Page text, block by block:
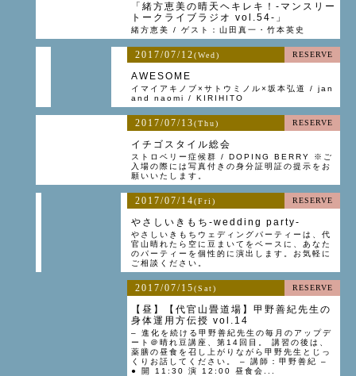
「緒方恵美の晴天ヘキレキ！-マンスリー
トークライブラジオ vol.54-」
緒方恵美 / ゲスト：山田真一・竹本英史
2017/07/12(Wed) RESERVE
AWESOME
イマイアキノブ×サトウミノル×坂本弘道 / jan
and naomi / KIRIHITO
2017/07/13(Thu) RESERVE
イチゴスタイル総会
ストロベリー症候群 / DOPING BERRY ※ご
入場の際には写真付きの身分証明証の提示をお
願いいたします。
2017/07/14(Fri) RESERVE
やさしいきもち-wedding party-
やさしいきもちウェディングパーティーは、代
官山晴れたら空に豆まいてをベースに、あなた
のパーティーを個性的に演出します。お気軽に
ご相談ください。
2017/07/15(Sat) RESERVE
【昼】【代官山畳道場】甲野善紀先生の
身体運用方伝授 vol.14
– 進化を続ける甲野善紀先生の毎月のアップデ
ート＠晴れ豆講座、第14回目。 講習の後は、
薬膳の昼食を召し上がりながら甲野先生とじっ
くりお話してください。 – 講師：甲野善紀 –
● 開 11:30 演 12:00 昼食会...